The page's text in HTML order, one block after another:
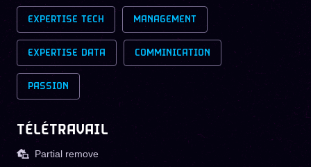
EXPERTISE TECH MANAGEMENT
EXPERTISE DATA COMMINICATION
PASSION
TÉLÉTRAVAIL
Partial remove